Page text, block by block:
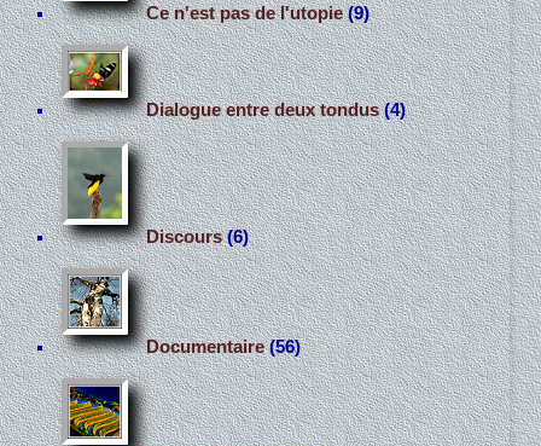
Ce n'est pas de l'utopie(9)
Dialogue entre deux tondus(4)
Discours(6)
Documentaire(56)